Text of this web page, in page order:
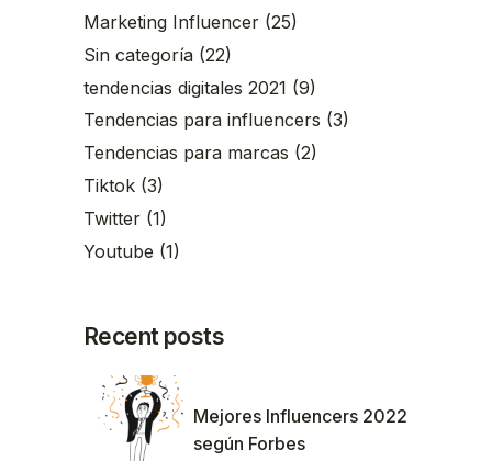
Marketing Influencer (25)
Sin categoría (22)
tendencias digitales 2021 (9)
Tendencias para influencers (3)
Tendencias para marcas (2)
Tiktok (3)
Twitter (1)
Youtube (1)
Recent posts
Mejores Influencers 2022
según Forbes